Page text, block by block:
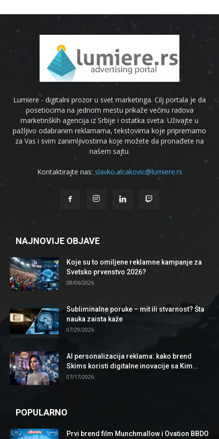
Lumiere - digitalni prozor u svet marketinga. Cilj portala je da
posetiocima na jednom mestu prikaže većinu radova
marketinških agencija iz Srbije i ostatka sveta. Uživajte u
pažljivo odabranim reklamama, tekstovima koje pripremamo
za Vas i svim zanimljivostima koje možete da pronađete na
našem sajtu.
Kontaktirajte nas: slavko.alcakovic@lumiere.rs
NAJNOVIJE OBJAVE
Koje su to omiljene reklamne kampanje za
Svetsko prvenstvo 2026?
08/06/2026
Subliminalne poruke – mit ili stvarnost? Šta
nauka zaista kaže
07/29/2026
AI personalizacija reklama: kako brend
Skims koristi digitalne inovacije sa Kim...
07/17/2026
POPULARNO
Prvi brend film Munchmallow i Ovation BBDO